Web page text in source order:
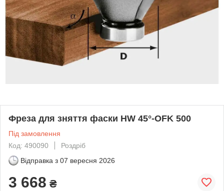
Фреза для зняття фаски HW 45°-OFK 500
Під замовлення
Код: 490090
Роздріб
Відправка з 07 вересня 2026
3 668 ₴